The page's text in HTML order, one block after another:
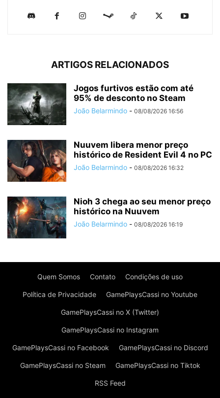
ARTIGOS RELACIONADOS
Jogos furtivos estão com até
95% de desconto no Steam
João Belarmindo - 08/08/2026 16:56
Nuuvem libera menor preço
histórico de Resident Evil 4 no PC
João Belarmindo - 08/08/2026 16:32
Nioh 3 chega ao seu menor preço
histórico na Nuuvem
João Belarmindo - 08/08/2026 16:19
Quem Somos Contato Condições de uso
Política de Privacidade GamePlaysCassi no Youtube
GamePlaysCassi no X (Twitter)
GamePlaysCassi no Instagram
GamePlaysCassi no Facebook GamePlaysCassi no Discord
GamePlaysCassi no Steam GamePlaysCassi no Tiktok
RSS Feed